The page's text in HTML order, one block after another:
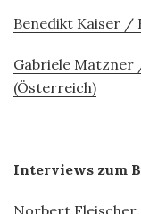
Benedikt Kaiser /
Gabriele
(Österreich)
Interviews zum
Norbert